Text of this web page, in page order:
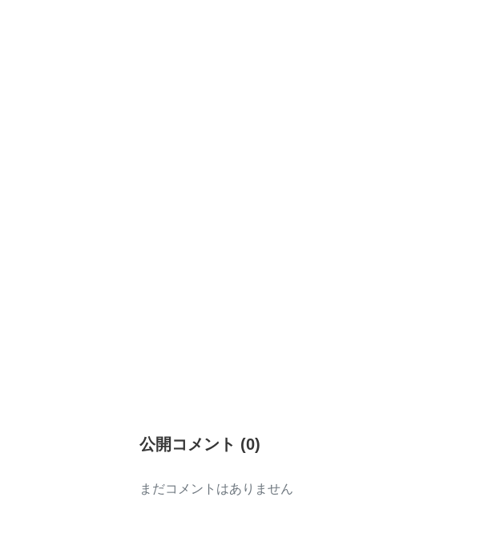
公開コメント (0)
まだコメントはありません